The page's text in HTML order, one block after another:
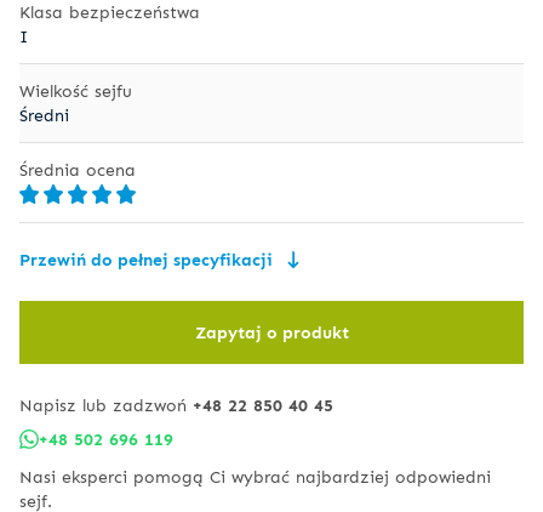
Klasa bezpieczeństwa
I
Wielkość sejfu
Średni
Średnia ocena
Przewiń do pełnej specyfikacji
Zapytaj o produkt
Napisz lub zadzwoń +48 22 850 40 45
+48 502 696 119
Nasi eksperci pomogą Ci wybrać najbardziej odpowiedni
sejf.